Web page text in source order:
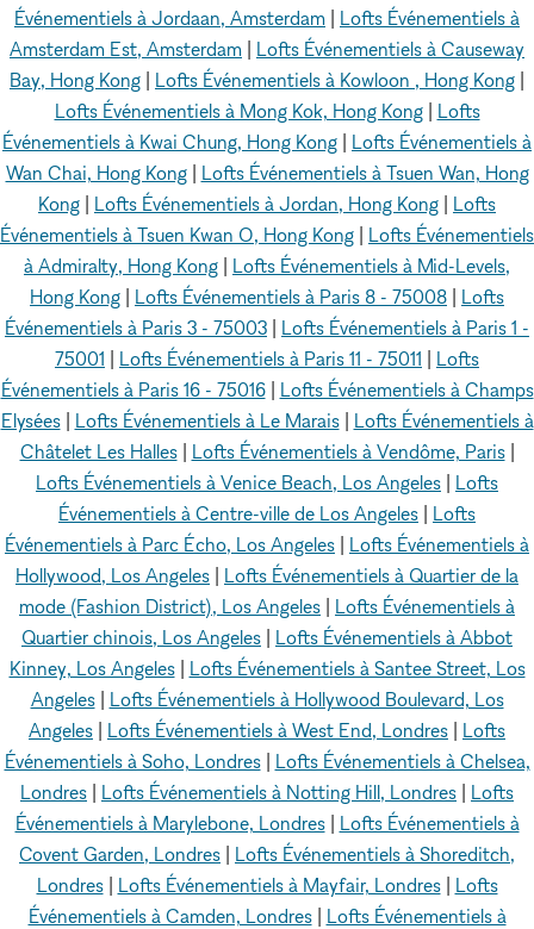
Événementiels à Jordaan, Amsterdam
Lofts Événementiels à
Amsterdam Est, Amsterdam
Lofts Événementiels à Causeway
Bay, Hong Kong
Lofts Événementiels à Kowloon , Hong Kong
Lofts Événementiels à Mong Kok, Hong Kong| Lofts
Événementiels à Kwai Chung, Hong Kong
Lofts Événementiels à
Wan Chai, Hong Kong| Lofts Événementiels à Tsuen Wan, Hong
Kong
Lofts Événementiels à Jordan, Hong Kong
Lofts
Événementiels à Tsuen Kwan O, Hong Kong
Lofts Événementiels
à Admiralty, Hong Kong
Lofts Événementiels à Mid-Levels,
Hong Kong
Lofts Événementiels à Paris 8 - 75008
Lofts
Événementiels à Paris 3 - 75003
Lofts Événementiels à Paris 1 -
75001
Lofts Événementiels à Paris 11 - 75011
Lofts
Événementiels à Paris 16 - 75016| Lofts Événementiels à Champs
Elysées| Lofts Événementiels à Le Marais| Lofts Événementiels à
Châtelet Les Halles| Lofts Événementiels à Vendôme, Paris|
Lofts Événementiels à Venice Beach, Los Angeles
Lofts
Événementiels à Centre-ville de Los Angeles
Lofts
Événementiels à Parc Écho, Los Angeles
Lofts Événementiels à
Hollywood, Los Angeles
Lofts Événementiels à Quartier de la
mode (Fashion District), Los Angeles
Lofts Événementiels à
Quartier chinois, Los Angeles
Lofts Événementiels à Abbot
Kinney, Los Angeles| Lofts Événementiels à Santee Street, Los
Angeles| Lofts Événementiels à Hollywood Boulevard, Los
Angeles
Lofts Événementiels à West End, Londres
Lofts
Événementiels à Soho, Londres| Lofts Événementiels à Chelsea,
Londres
Lofts Événementiels à Notting Hill, Londres
Lofts
Événementiels à Marylebone, Londres| Lofts Événementiels à
Covent Garden, Londres
Lofts Événementiels à Shoreditch,
Londres| Lofts Événementiels à Mayfair, Londres| Lofts
Événementiels à Camden, Londres| Lofts Événementiels à